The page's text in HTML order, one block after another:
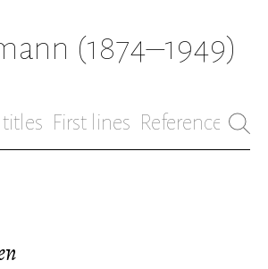
(1874–1949)
First lines References